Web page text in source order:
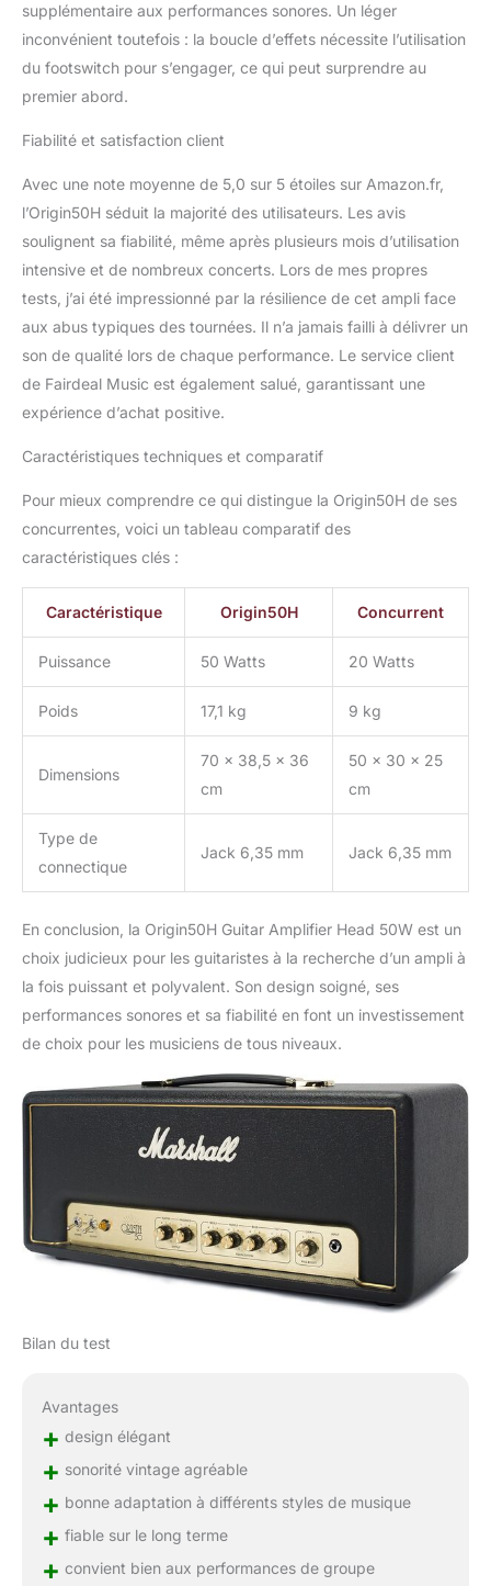
supplémentaire aux performances sonores. Un léger
inconvénient toutefois : la boucle d’effets nécessite l’utilisation
du footswitch pour s’engager, ce qui peut surprendre au
premier abord.
Fiabilité et satisfaction client
Avec une note moyenne de 5,0 sur 5 étoiles sur Amazon.fr,
l’Origin50H séduit la majorité des utilisateurs. Les avis
soulignent sa fiabilité, même après plusieurs mois d’utilisation
intensive et de nombreux concerts. Lors de mes propres
tests, j’ai été impressionné par la résilience de cet ampli face
aux abus typiques des tournées. Il n’a jamais failli à délivrer un
son de qualité lors de chaque performance. Le service client
de Fairdeal Music est également salué, garantissant une
expérience d’achat positive.
Caractéristiques techniques et comparatif
Pour mieux comprendre ce qui distingue la Origin50H de ses
concurrentes, voici un tableau comparatif des
caractéristiques clés :
Caractéristique Origin50H Concurrent
Puissance 50 Watts 20 Watts
Poids 17,1 kg 9 kg
Dimensions
70 x 38,5 x 36
cm
50 x 30 x 25
cm
Type de
connectique
Jack 6,35 mm Jack 6,35 mm
En conclusion, la Origin50H Guitar Amplifier Head 50W est un
choix judicieux pour les guitaristes à la recherche d’un ampli à
la fois puissant et polyvalent. Son design soigné, ses
performances sonores et sa fiabilité en font un investissement
de choix pour les musiciens de tous niveaux.
Bilan du test
Avantages
+ design élégant
+ sonorité vintage agréable
+ bonne adaptation à différents styles de musique
+ fiable sur le long terme
+ convient bien aux performances de groupe